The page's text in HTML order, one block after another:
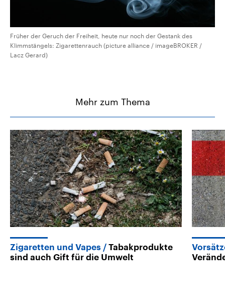
Früher der Geruch der Freiheit, heute nur noch der Gestank des
Klimmstängels: Zigarettenrauch (picture alliance / imageBROKER /
Lacz Gerard)
Mehr zum Thema
Zigaretten und Vapes
Tabakprodukte
sind auch Gift für die Umwelt